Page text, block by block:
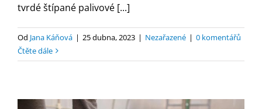
tvrdé štípané palivové [...]
Od Jana Káňová | 25 dubna, 2023 | Nezařazené | 0 komentářů
Čtěte dále